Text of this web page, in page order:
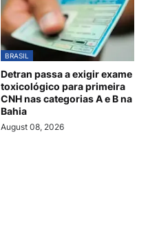
BRASIL
Detran passa a exigir exame
toxicológico para primeira
CNH nas categorias A e B na
Bahia
August 08, 2026